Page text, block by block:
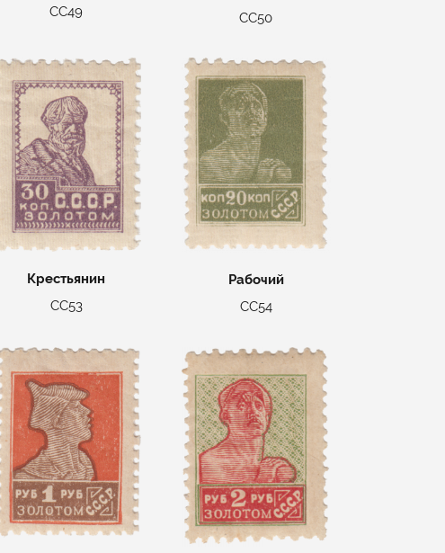
СС49
СС50
Крестьянин
СС53
Рабочий
СС54